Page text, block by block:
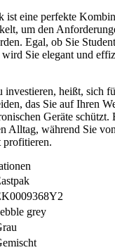
ist eine perfekte
um den
Egal, ob Sie
Sie elegant und
investieren, heißt, sich
das Sie auf Ihren
Geräte schützt.
Alltag, während Sie
profitieren.
grey